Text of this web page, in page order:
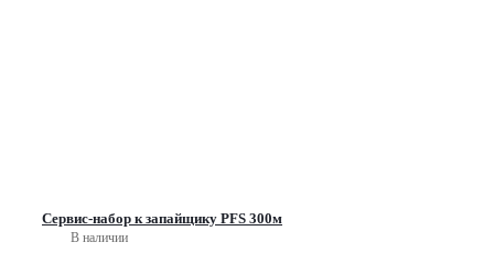
Сервис-набор к запайщику PFS 300м
В наличии